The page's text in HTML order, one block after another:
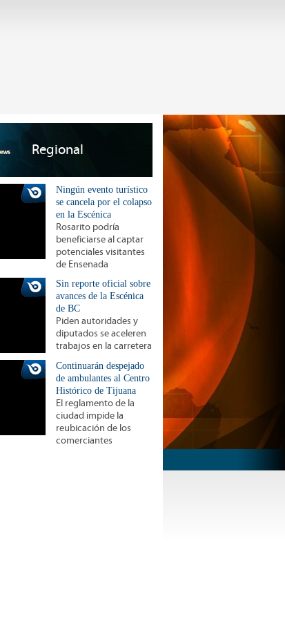
Regional
Ningún evento turístico
se cancela por el colapso
en la Escénica
Rosarito podría
beneficiarse al captar
potenciales visitantes
de Ensenada
Sin reporte oficial sobre
avances de la Escénica
de BC
Piden autoridades y
diputados se aceleren
trabajos en la carretera
Continuarán despejado
de ambulantes al Centro
Histórico de Tijuana
El reglamento de la
ciudad impide la
reubicación de los
comerciantes